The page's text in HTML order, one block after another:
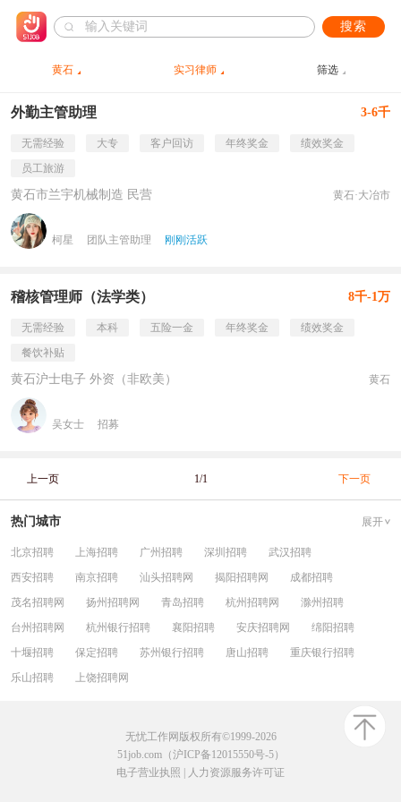
搜索
黄石 实习律师 筛选
外勤主管助理 3-6千
无需经验 大专 客户回访 年终奖金
绩效奖金
员工旅游
黄石市兰宇机械制造 民营 黄石·大冶市
柯星 团队主管助理 刚刚活跃
稽核管理师（法学类） 8千-1万
无需经验 本科 五险一金 年终奖金
绩效奖金
餐饮补贴
黄石沪士电子 外资（非欧美） 黄石
吴女士 招募
上一页 1/1 下一页
热门城市 展开
北京招聘 上海招聘 广州招聘 深圳招聘
武汉招聘
西安招聘
南京招聘 汕头招聘网 揭阳招聘网
成都招聘
茂名招聘网
扬州招聘网 青岛招聘 杭州招聘网
滁州招聘
台州招聘网
杭州银行招聘 襄阳招聘 安庆招聘网
绵阳招聘
十堰招聘
保定招聘 苏州银行招聘 唐山招聘
重庆银行招聘
乐山招聘
上饶招聘网
无忧工作网版权所有©1999-2026
51job.com（沪ICP备12015550号-5）
电子营业执照
人力资源服务许可证